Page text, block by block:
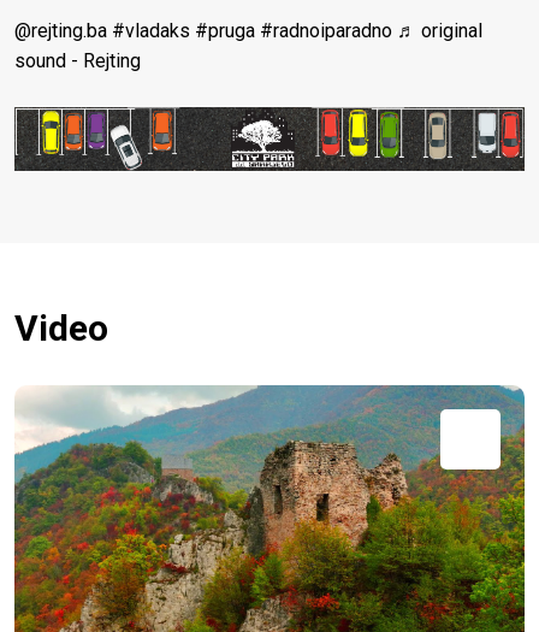
@rejting.ba #vladaks #pruga #radnoiparadno ♬ original
sound - Rejting
Video